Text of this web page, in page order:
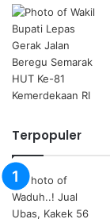
Terpopuler